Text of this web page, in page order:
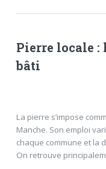
Pierre locale :
bâti
La pierre s’impose
Manche. Son emploi
chaque commune et la
On retrouve